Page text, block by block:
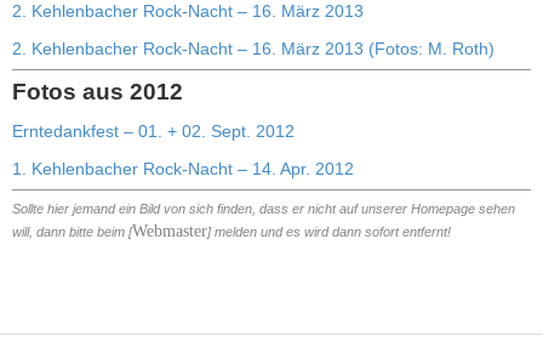
2. Kehlenbacher Rock-Nacht – 16. März 2013
2. Kehlenbacher Rock-Nacht – 16. März 2013 (Fotos: M. Roth)
Fotos aus 2012
Erntedankfest – 01. + 02. Sept. 2012
1. Kehlenbacher Rock-Nacht – 14. Apr. 2012
Sollte hier jemand ein Bild von sich finden, dass er nicht auf unserer Homepage sehen
will, dann bitte beim [Webmaster] melden und es wird dann sofort entfernt!